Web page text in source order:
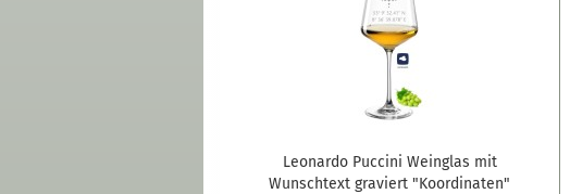
Leonardo Puccini Weinglas mit
Wunschtext graviert "Koordinaten"